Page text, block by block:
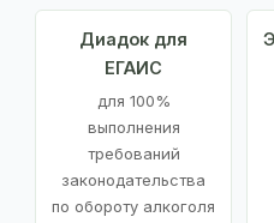
Диадок для
ЕГАИС
для 100%
выполнения
требований
законодательства
по обороту алкоголя